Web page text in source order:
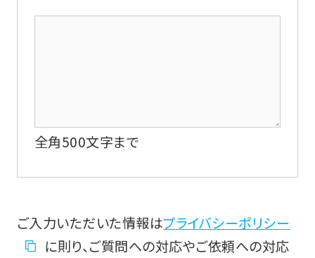
全角500文字まで
ご入力いただいた情報はプライバシーポリシー
に則り、ご質問への対応やご依頼への対応